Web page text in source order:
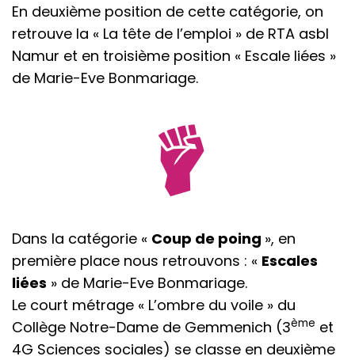
En deuxième position de cette catégorie, on
retrouve la « La tête de l’emploi » de RTA asbl
Namur et en troisième position « Escale liées »
de Marie-Eve Bonmariage.
Dans la catégorie « Coup de poing », en
première place nous retrouvons : « Escales
liées » de Marie-Eve Bonmariage.
Le court métrage « L’ombre du voile » du
Collège Notre-Dame de Gemmenich (3ème et
4G Sciences sociales) se classe en deuxième